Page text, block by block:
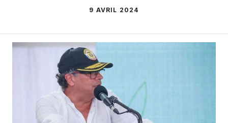
9 AVRIL 2024